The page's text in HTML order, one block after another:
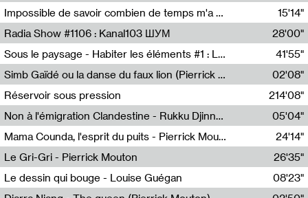
Nastassja Martin
Impossible de savoir combien de temps m'a échappé
Mélanie Blaison,Mateo Cuin
15'14"
Radia Show #1106 : Kanal103 ШУМ
Kanal103
28'00"
Sous le paysage - Habiter les éléments #1 : Les éléments et les débordements du vivant
Nastassja Martin
41'55"
Simb Gaïdé ou la danse du faux lion (Pierrick Mouton)
Pierrick Mouton,Simb Gaïdé
02'08"
Réservoir sous pression
214'08"
Non à l'émigration Clandestine - Rukku Djinne Squad (Eden Tinto Collins)
Eden Tinto Collins,Rukku Djinne
05'04"
Mama Counda, l'esprit du puits - Pierrick Mouton
Pierrick Mouton
24'14"
Le Gri-Gri - Pierrick Mouton
Pierrick Mouton
26'35"
Le dessin qui bouge - Louise Guégan
Louise Guégan
08'23"